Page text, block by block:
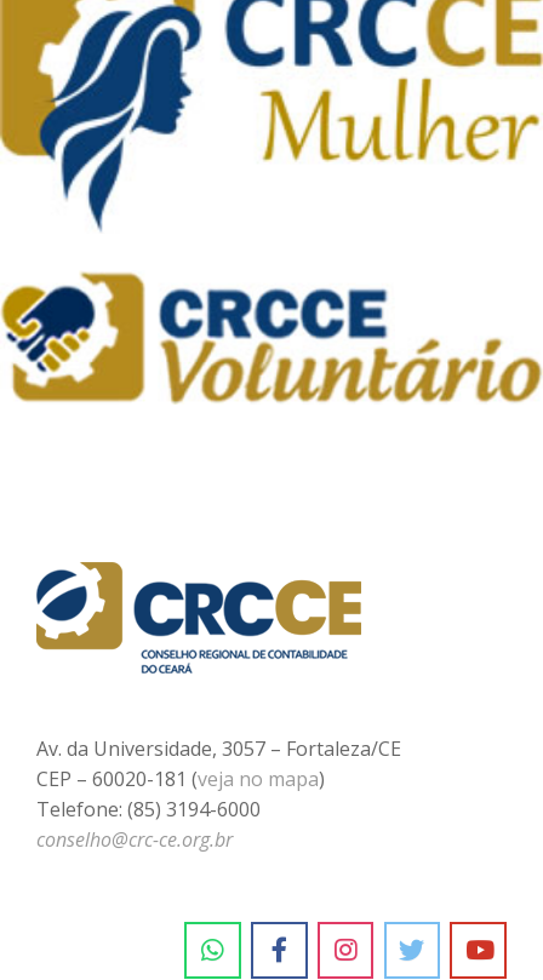
Av. da Universidade, 3057 – Fortaleza/CE
CEP – 60020-181 (veja no mapa)
Telefone: (85) 3194-6000
conselho@crc-ce.org.br